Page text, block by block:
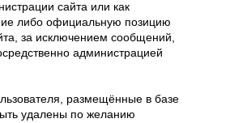
сайта или как
либо официальную позицию
за исключением сообщений,
администрацией
размещённые в базе
удалены по желанию